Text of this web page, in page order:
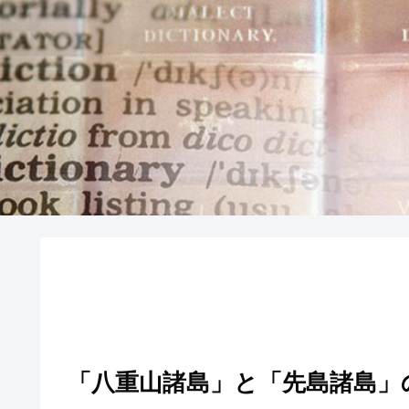
「八重山諸島」と「先島諸島